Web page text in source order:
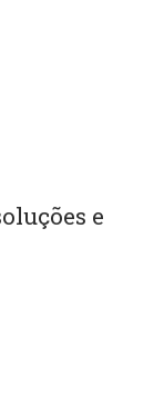
e
Letras
regular do
2028